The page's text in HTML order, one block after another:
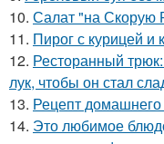
10. Салат "на Скорую
11. Пирог с курицей и
12. Ресторанный
лук, чтобы он стал
13. Рецепт
14. Это любимое